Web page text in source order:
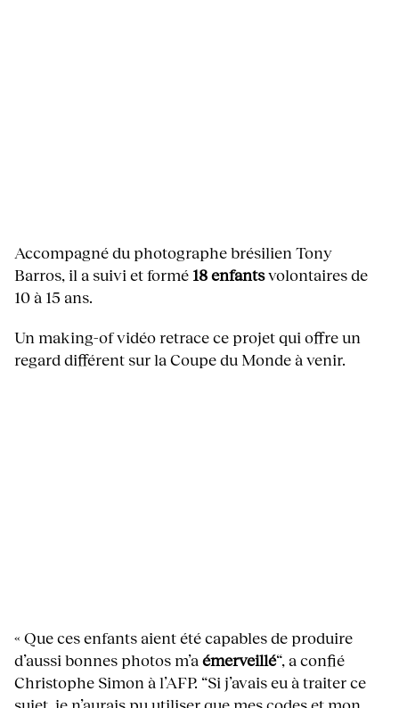
Accompagné du photographe brésilien Tony
Barros, il a suivi et formé 18 enfantsvolontaires de
10 à 15 ans.
Un making-of vidéo retrace ce projet qui offre un
regard différent sur la Coupe du Monde à venir.
« Que ces enfants aient été capables de produire
d’aussi bonnes photos m’a émerveillé“, a confié
Christophe Simon à l’AFP. “Si j’avais eu à traiter ce